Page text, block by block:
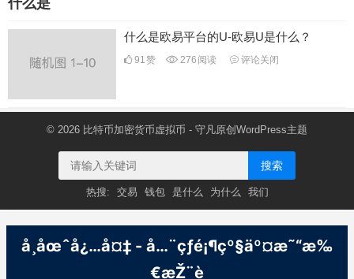
什么是
什么是欧易平台的U-欧易U是什么？
91赞 276 阅读 评论关闭
© 2026 比特币加密货币虚拟币 - 守凡原创 WordPress主题
搜索
热搜: 交易 钱包 是什么 为什么 我们